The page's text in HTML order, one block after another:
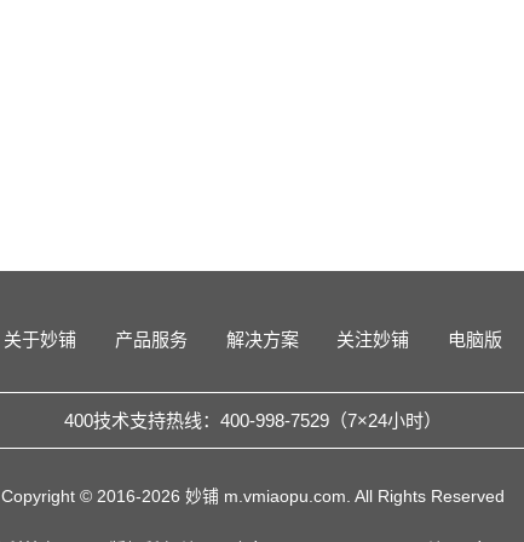
关于妙铺 产品服务 解决方案 关注妙铺 电脑版
400技术支持热线：400-998-7529（7×24小时）
Copyright © 2016-2026 妙铺 m.vmiaopu.com. All Rights Reserved